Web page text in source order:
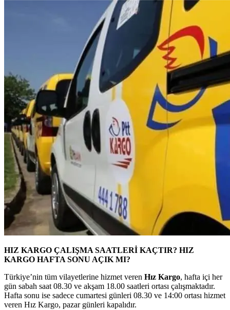
HIZ KARGO ÇALIŞMA SAATLERİ KAÇTIR? HIZ
KARGO HAFTA SONU AÇIK MI?
Türkiye’nin tüm vilayetlerine hizmet veren Hız Kargo, hafta içi her
gün sabah saat 08.30 ve akşam 18.00 saatleri ortası çalışmaktadır.
Hafta sonu ise sadece cumartesi günleri 08.30 ve 14:00 ortası hizmet
veren Hız Kargo, pazar günleri kapalıdır.